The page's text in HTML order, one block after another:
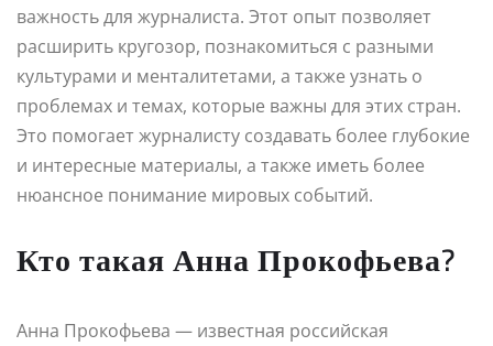
важность для журналиста. Этот опыт позволяет
расширить кругозор, познакомиться с разными
культурами и менталитетами, а также узнать о
проблемах и темах, которые важны для этих стран.
Это помогает журналисту создавать более глубокие
и интересные материалы, а также иметь более
нюансное понимание мировых событий.
Кто такая Анна Прокофьева?
Анна Прокофьева — известная российская